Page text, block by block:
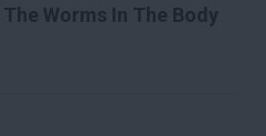
Worms In The Body